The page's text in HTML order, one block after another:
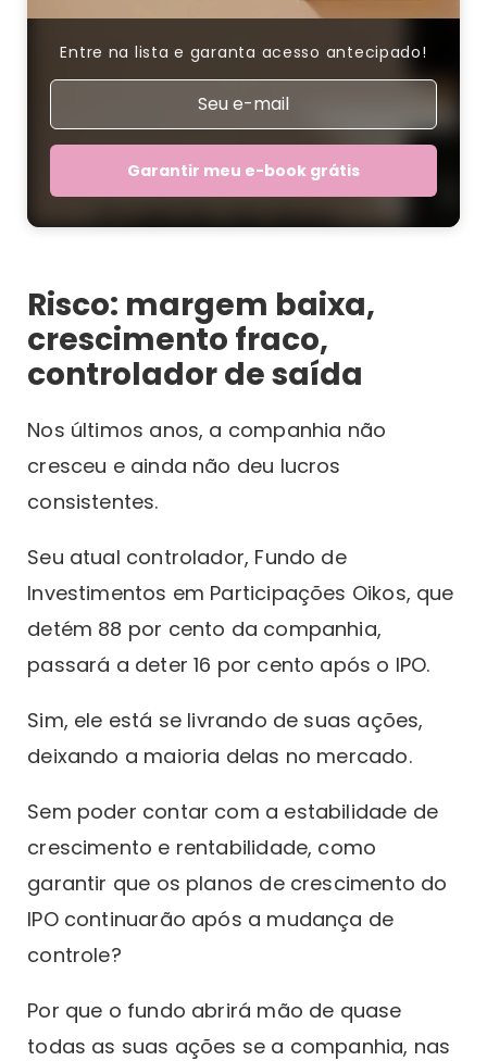
Entre na lista e garanta acesso antecipado!
Garantir meu e-book grátis
Risco: margem baixa,
crescimento fraco,
controlador de saída
Nos últimos anos, a companhia não
cresceu e ainda não deu lucros
consistentes.
Seu atual controlador, Fundo de
Investimentos em Participações Oikos, que
detém 88 por cento da companhia,
passará a deter 16 por cento após o IPO.
Sim, ele está se livrando de suas ações,
deixando a maioria delas no mercado.
Sem poder contar com a estabilidade de
crescimento e rentabilidade, como
garantir que os planos de crescimento do
IPO continuarão após a mudança de
controle?
Por que o fundo abrirá mão de quase
todas as suas ações se a companhia, nas